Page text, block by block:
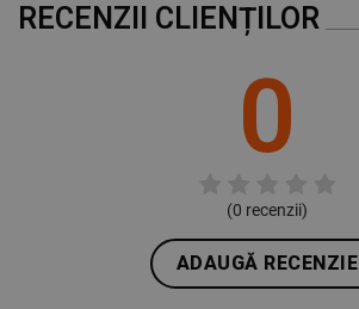
RECENZII CLIENȚILOR
0
(0 recenzii)
ADAUGĂ RECENZIE